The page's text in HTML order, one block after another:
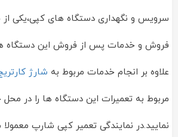
سرویس و نگهداری دستگاه های کپی،یکی از
فروش و خدمات پس از فروش این دستگاه ها
علاوه بر انجام خدمات مربوط به شارژ
مربوط به تعمیرات این دستگاه ها را در
نمایید.در نمایندگی تعمیر کپی شارپ معمولا